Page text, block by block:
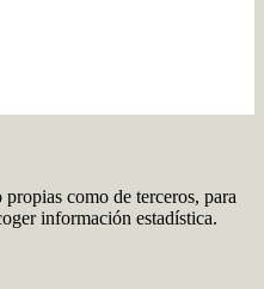
como de terceros, para
información estadística.